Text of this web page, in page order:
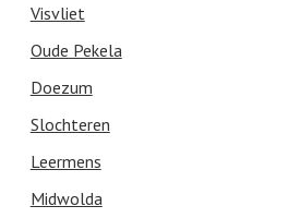
Visvliet
Oude Pekela
Doezum
Slochteren
Leermens
Midwolda